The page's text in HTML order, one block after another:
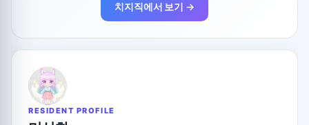
치지직에서 보기 →
RESIDENT PROFILE